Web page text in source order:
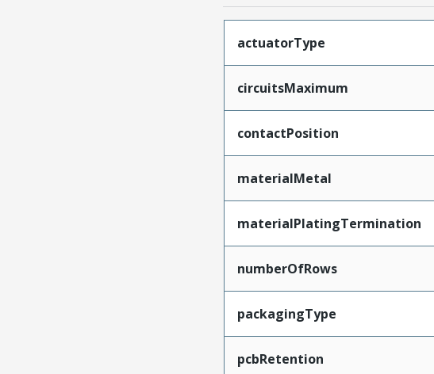
actuatorType
circuitsMaximum
contactPosition
materialMetal
materialPlatingTermination
numberOfRows
packagingType
pcbRetention